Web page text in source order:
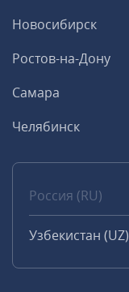
Новосибирск
Ростов-на-Дону
Самара
Челябинск
Россия (RU)
Узбекистан (UZ)